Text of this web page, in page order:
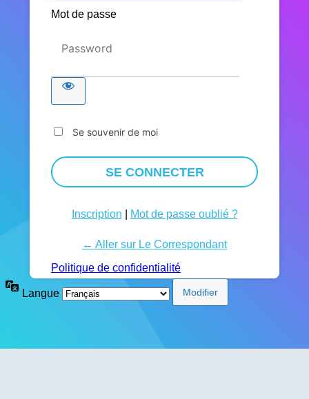
Mot de passe
Se souvenir de moi
Inscription Mot de passe oublié ?
← Aller sur Le Correspondant
Politique de confidentialité
Langue